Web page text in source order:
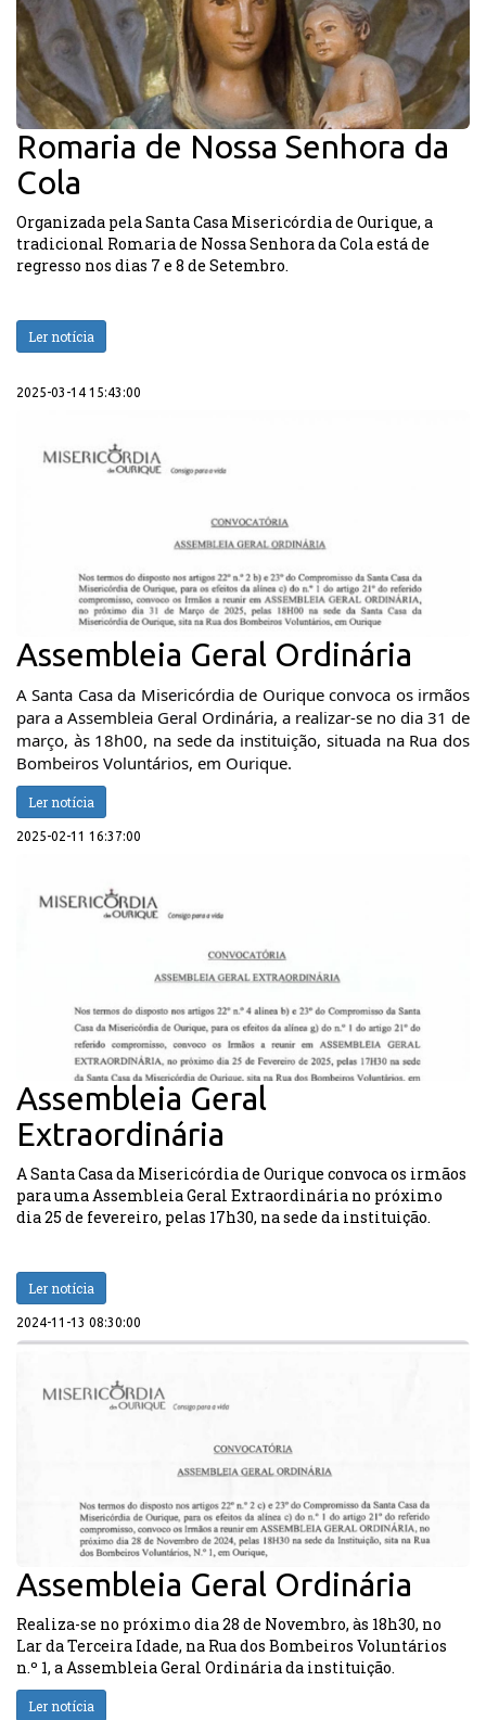
Romaria de Nossa Senhora da
Cola
Organizada pela Santa Casa Misericórdia de Ourique, a
tradicional Romaria de Nossa Senhora da Cola está de
regresso nos dias 7 e 8 de Setembro.
Ler notícia
2025-03-14 15:43:00
Assembleia Geral Ordinária
A Santa Casa da Misericórdia de Ourique convoca os irmãos
para a Assembleia Geral Ordinária, a realizar-se no dia 31 de
março, às 18h00, na sede da instituição, situada na Rua dos
Bombeiros Voluntários, em Ourique.
Ler notícia
2025-02-11 16:37:00
Assembleia Geral
Extraordinária
A Santa Casa da Misericórdia de Ourique convoca os irmãos
para uma Assembleia Geral Extraordinária no próximo
dia 25 de fevereiro, pelas 17h30, na sede da instituição.
Ler notícia
2024-11-13 08:30:00
Assembleia Geral Ordinária
Realiza-se no próximo dia 28 de Novembro, às 18h30, no
Lar da Terceira Idade, na Rua dos Bombeiros Voluntários
n.º 1, a Assembleia Geral Ordinária da instituição.
Ler notícia